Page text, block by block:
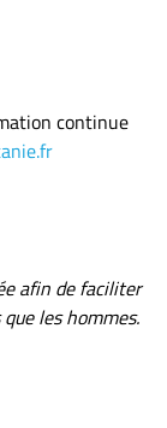
continue
afin de faciliter
les hommes.